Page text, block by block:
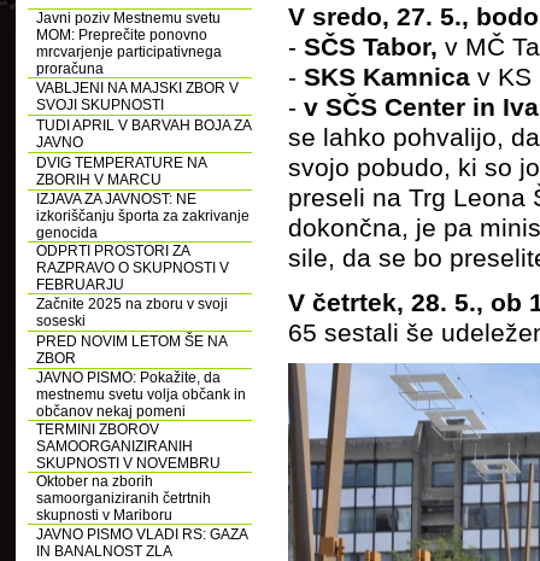
Javni poziv Mestnemu svetu
MOM: Preprečite ponovno
mrcvarjenje participativnega
proračuna
VABLJENI NA MAJSKI ZBOR V
SVOJI SKUPNOSTI
TUDI APRIL V BARVAH BOJA ZA
JAVNO
DVIG TEMPERATURE NA
ZBORIH V MARCU
IZJAVA ZA JAVNOST: NE
izkoriščanju športa za zakrivanje
genocida
ODPRTI PROSTORI ZA
RAZPRAVO O SKUPNOSTI V
FEBRUARJU
Začnite 2025 na zboru v svoji
soseski
PRED NOVIM LETOM ŠE NA
ZBOR
JAVNO PISMO: Pokažite, da
mestnemu svetu volja občank in
občanov nekaj pomeni
TERMINI ZBOROV
SAMOORGANIZIRANIH
SKUPNOSTI V NOVEMBRU
Oktober na zborih
samoorganiziranih četrtnih
skupnosti v Mariboru
JAVNO PISMO VLADI RS: GAZA
IN BANALNOST ZLA
V sredo, 27. 5.,
- SČS Tabor, v MČ
- SKS Kamnica v KS
- v SČS Center in
se lahko pohvalijo,
svojo pobudo, ki so
preseli na Trg Leona
dokončna, je pa
sile, da se bo
V četrtek, 28. 5., ob
65 sestali še